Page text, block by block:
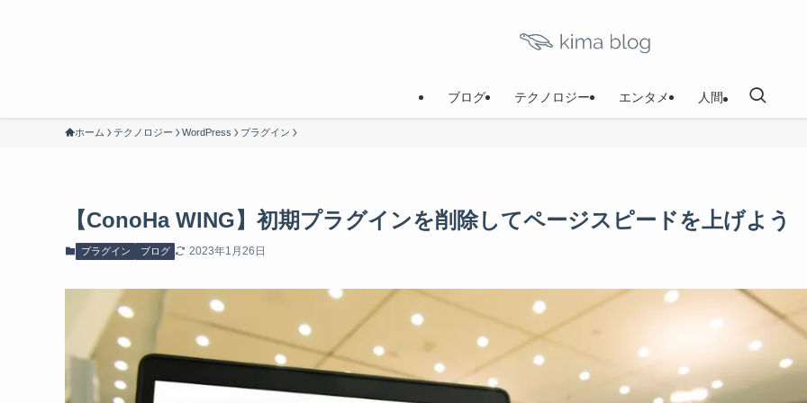
ブログ テクノロジー エンタメ 人間
ホーム テクノロジー WordPress プラグイン
【ConoHa WING】初期プラグインを削除してページスピードを上げよう
プラグイン ブログ 2023年1月26日